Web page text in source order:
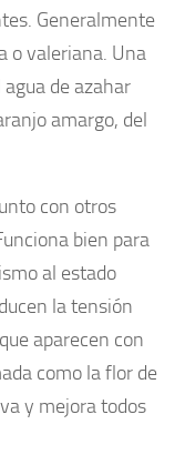
Generalmente
o valeriana. Una
de azahar
amargo, del
con otros
bien para
al estado
la tensión
aparecen con
como la flor de
y mejora todos